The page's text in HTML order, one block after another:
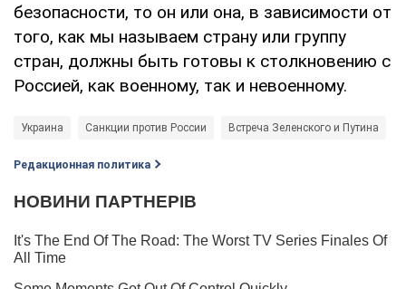
безопасности, то он или она, в зависимости от
того, как мы называем страну или группу
стран, должны быть готовы к столкновению с
Россией, как военному, так и невоенному.
Украина Санкции против России Встреча Зеленского и Путина
Редакционная политика